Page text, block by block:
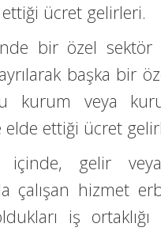
ücret gelirleri.
bir özel sektör
başka bir
kurum veya
elde ettiği ücret
içinde, gelir
çalışan hizmet
iş